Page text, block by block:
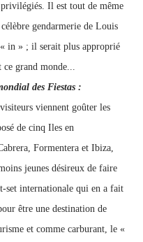
Il est tout de même
gendarmerie de Louis
in » ; il serait plus approprié
grand monde...
des Fiestas :
visiteurs viennent goûter les
de cinq Iles en
Formentera et Ibiza,
jeunes désireux de faire
set internationale qui en a fait
être une destination de
et comme carburant, le «